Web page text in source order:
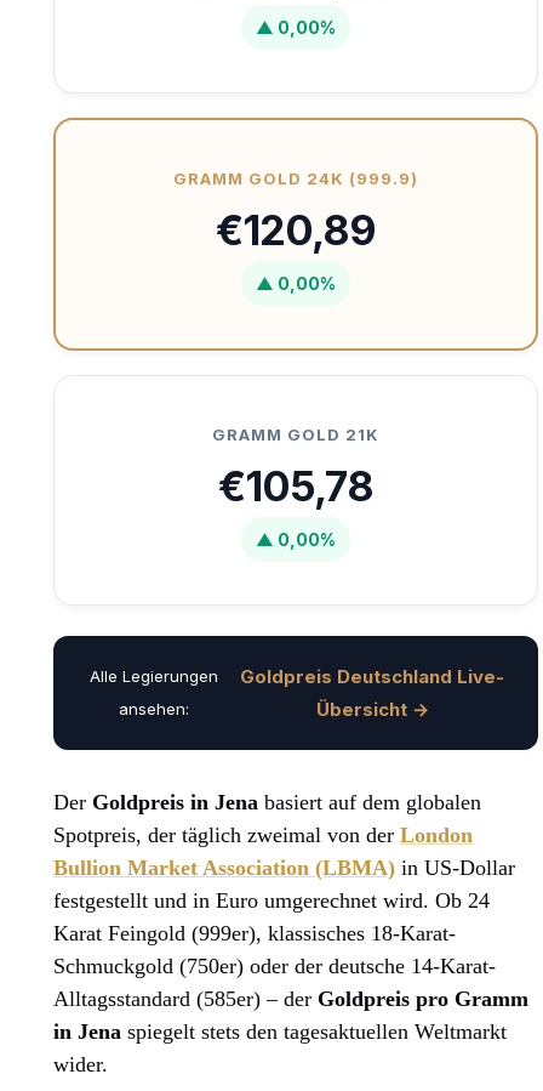
▲ 0,00%
GRAMM GOLD 24K (999.9)
€120,89
▲ 0,00%
GRAMM GOLD 21K
€105,78
▲ 0,00%
Alle Legierungen
ansehen:
Goldpreis Deutschland Live-
Übersicht →
Der Goldpreis in Jena basiert auf dem globalen
Spotpreis, der täglich zweimal von der London
Bullion Market Association (LBMA) in US-Dollar
festgestellt und in Euro umgerechnet wird. Ob 24
Karat Feingold (999er), klassisches 18-Karat-
Schmuckgold (750er) oder der deutsche 14-Karat-
Alltagsstandard (585er) – der Goldpreis pro Gramm
in Jena spiegelt stets den tagesaktuellen Weltmarkt
wider.